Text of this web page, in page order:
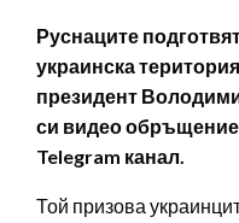
Руснаците
украинска
президент
си видео
Telegram канал.
Той призова